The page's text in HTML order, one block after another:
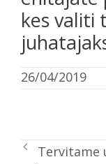
kes valiti
26/04/2019
Tervitame